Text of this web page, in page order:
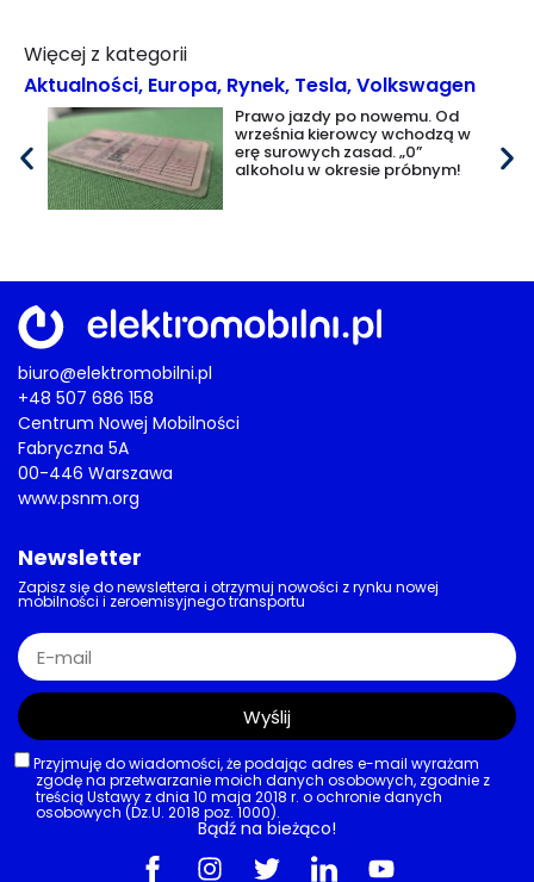
Więcej z kategorii
Aktualności, Europa, Rynek, Tesla,Volkswagen
Prawo jazdy po nowemu. Od
września kierowcy wchodzą w
erę surowych zasad. „0”
alkoholu w okresie próbnym!
biuro@elektromobilni.pl
+48 507 686 158
Centrum Nowej Mobilności
Fabryczna 5A
00-446 Warszawa
www.psnm.org
Newsletter
Zapisz się do newslettera i otrzymuj nowości z rynku nowej
mobilności i zeroemisyjnego transportu
Przyjmuję do wiadomości, że podając adres e-mail wyrażam
zgodę na przetwarzanie moich danych osobowych, zgodnie z
treścią Ustawy z dnia 10 maja 2018 r. o ochronie danych
osobowych (Dz.U. 2018 poz. 1000).
Wyślij
Bądź na bieżąco!